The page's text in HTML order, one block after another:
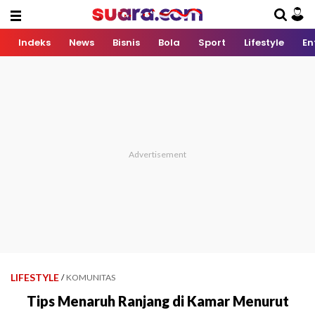
Indeks News Bisnis Bola Sport Lifestyle
LIFESTYLE / KOMUNITAS
Tips Menaruh Ranjang di Kamar Menurut